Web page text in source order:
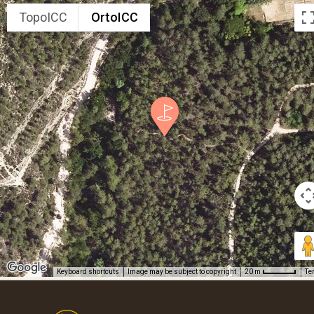
TopoICC OrtoICC
Keyboard shortcuts Image may be subject to copyright 20 m